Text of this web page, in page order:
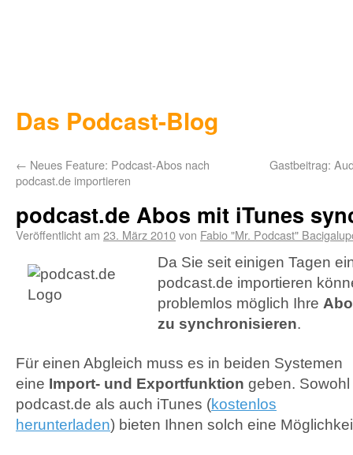
Das Podcast-Blog
← Neues Feature: Podcast-Abos nach
podcast.de importieren
Gastbeitrag:
podcast.de Abos mit iTunes
Veröffentlicht am 23. März 2010von Fabio "Mr. Podcast"
Da Sie seit einigen Tagen
podcast.de importieren
problemlos möglich Ihre
zu synchronisieren.
Für einen Abgleich muss es in beiden Systemen
eine Import- und Exportfunktion geben. Sowohl
podcast.de als auch iTunes (kostenlos
herunterladen) bieten Ihnen solch eine